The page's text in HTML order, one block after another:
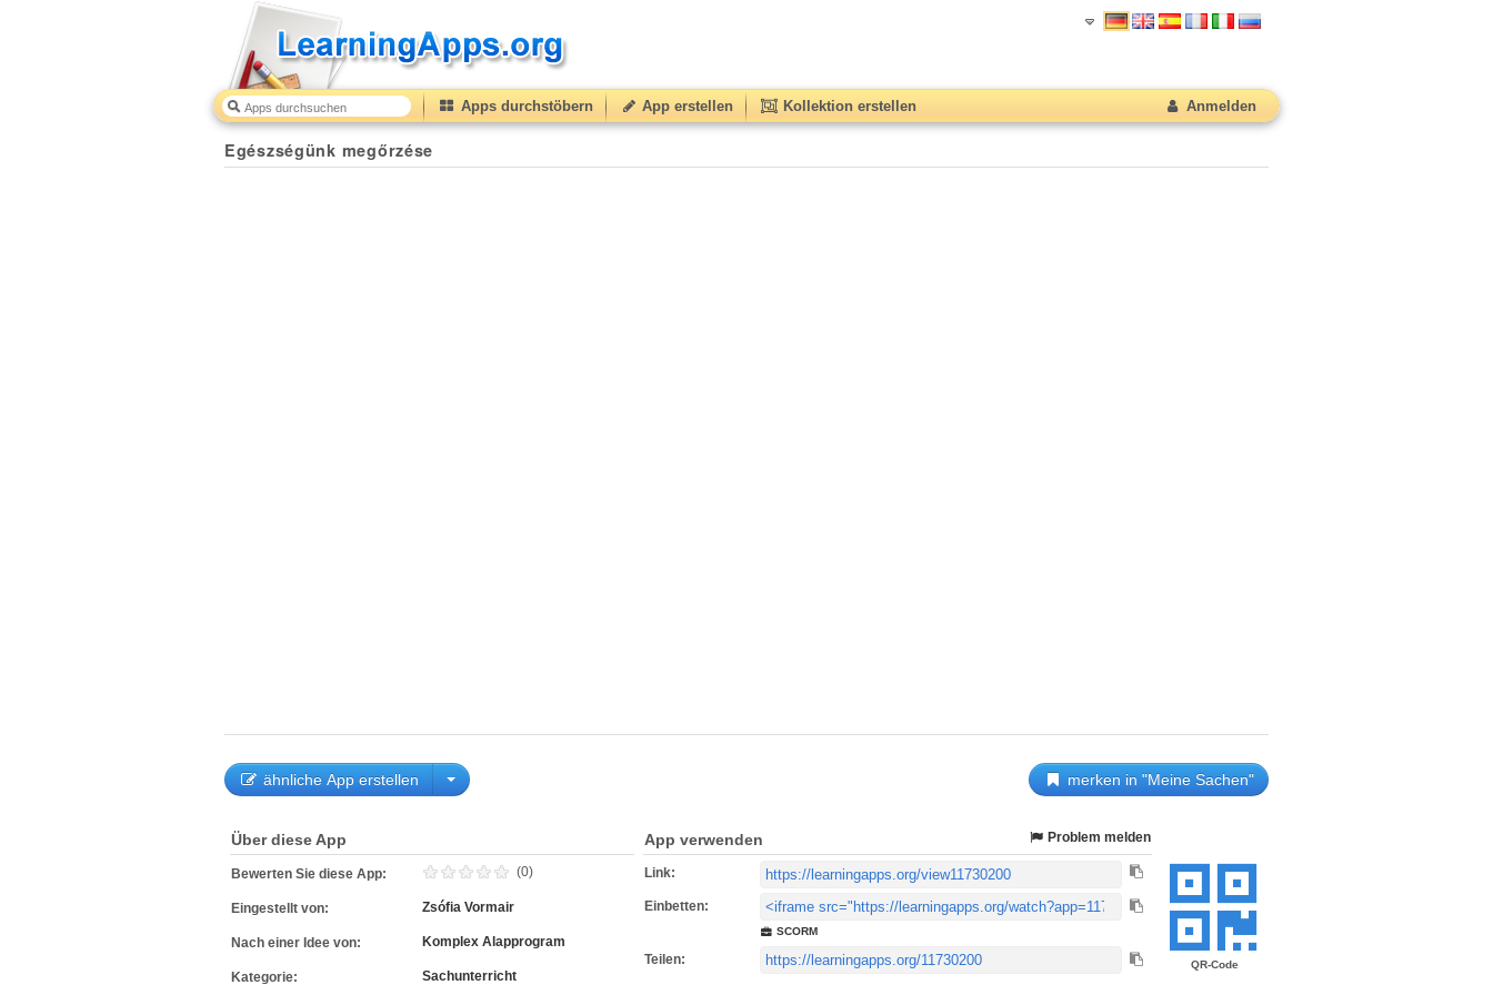
Apps durchstöbern App erstellen Kollektion erstellen Anmelden
Egészségünk megőrzése
ähnliche App erstellen merken in "Meine Sachen"
QR-Code
Über diese App
Bewerten Sie diese App: (0)
Eingestellt von: Zsófia Vormair
Nach einer Idee von: Komplex Alapprogram
Kategorie: Sachunterricht
App verwenden Problem melden
Link:
Einbetten:
SCORM
Teilen: